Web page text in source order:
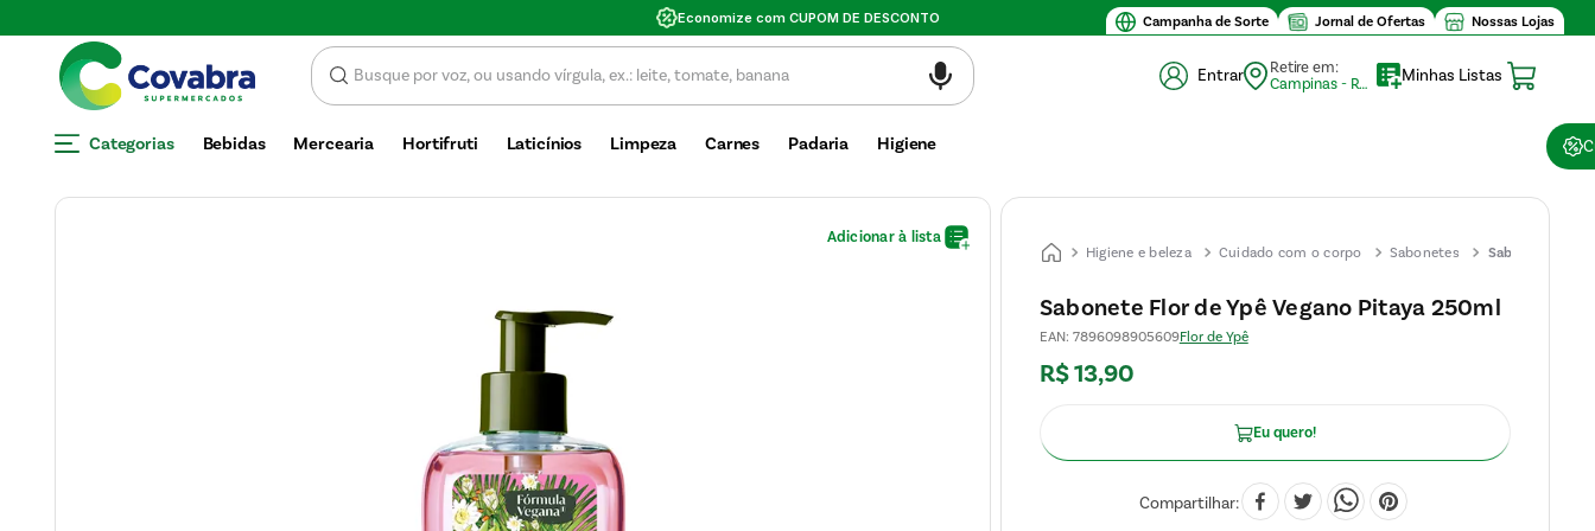
Campanha de Sorte Jornal de Ofertas Nossas Lojas
Valor mínimo de compra $30
Entrar
Retire em:
Campinas - Retirada (10)
Minhas Listas
Categorias Bebidas Mercearia Hortifruti Laticínios Limpeza Carnes Padaria Higiene
Higiene e beleza Cuidado com o corpo Sabonetes
Sabonete
Ypê
Sabonete Flor de Ypê Vegano Pitaya 250ml
EAN: 7896098905609Flor de Ypê
R$13,90
Eu quero!
Compartilhar